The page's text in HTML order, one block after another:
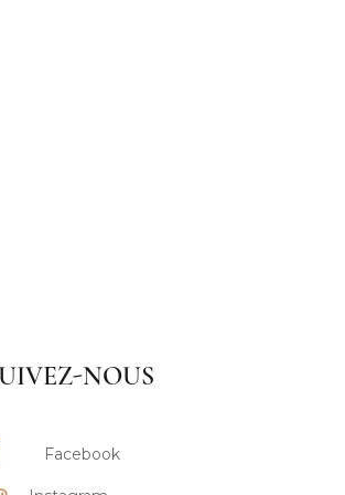
NOUS
Facebook